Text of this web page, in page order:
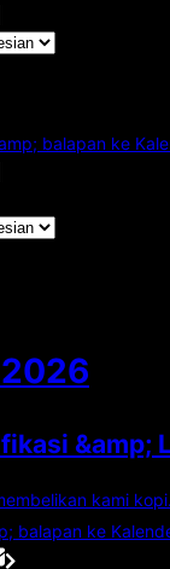
balapan ke
2026
&amp;
kami kopi.
balapan ke